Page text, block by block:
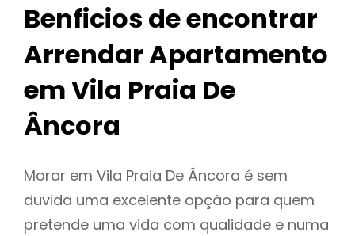
Benficios de encontrar
Arrendar Apartamento
em Vila Praia De
Âncora
Morar em Vila Praia De Âncora é sem
duvida uma excelente opção para quem
pretende uma vida com qualidade e numa